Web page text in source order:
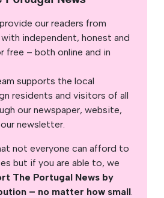
our readers from
independent, honest and
free – both online and in
supports the local
residents and visitors of all
our newspaper, website,
newsletter.
not everyone can afford to
but if you are able to, we
The Portugal News by
– no matter how small.